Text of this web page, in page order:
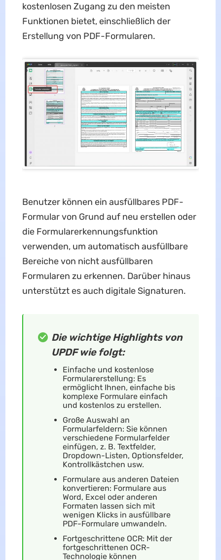
kostenlosen Zugang zu den meisten
Funktionen bietet, einschließlich der
Erstellung von PDF-Formularen.
Benutzer können ein ausfüllbares PDF-
Formular von Grund auf neu erstellen oder
die Formularerkennungsfunktion
verwenden, um automatisch ausfüllbare
Bereiche von nicht ausfüllbaren
Formularen zu erkennen. Darüber hinaus
unterstützt es auch digitale Signaturen.
Die wichtige Highlights von
UPDF wie folgt:
Einfache und kostenlose
Formularerstellung: Es
ermöglicht Ihnen, einfache bis
komplexe Formulare einfach
und kostenlos zu erstellen.
Große Auswahl an
Formularfeldern: Sie können
verschiedene Formularfelder
einfügen, z. B. Textfelder,
Dropdown-Listen, Optionsfelder,
Kontrollkästchen usw.
Formulare aus anderen Dateien
konvertieren: Formulare aus
Word, Excel oder anderen
Formaten lassen sich mit
wenigen Klicks in ausfüllbare
PDF-Formulare umwandeln.
Fortgeschrittene OCR: Mit der
fortgeschrittenen OCR-
Technologie können